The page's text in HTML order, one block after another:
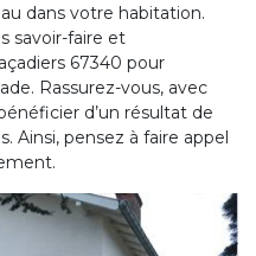
dans votre habitation.
savoir-faire et
67340 pour
Rassurez-vous, avec
d’un résultat de
Ainsi, pensez à faire appel